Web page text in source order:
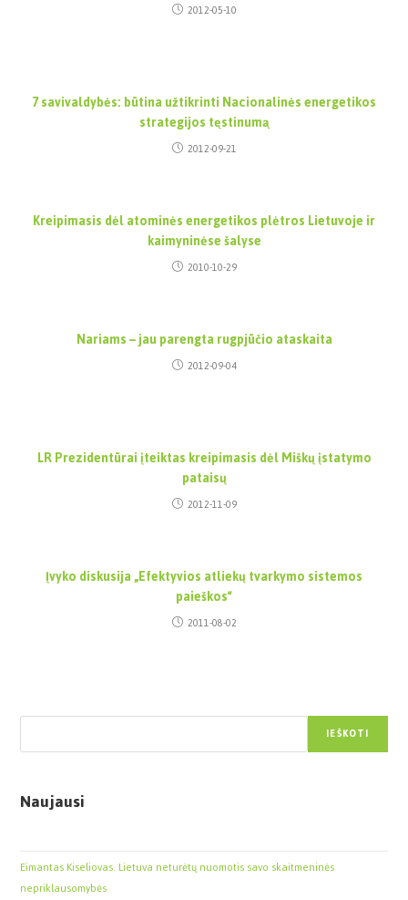
2012-05-10
7 savivaldybės: būtina užtikrinti Nacionalinės energetikos
strategijos tęstinumą
2012-09-21
Kreipimasis dėl atominės energetikos plėtros Lietuvoje ir
kaimyninėse šalyse
2010-10-29
Nariams – jau parengta rugpjūčio ataskaita
2012-09-04
LR Prezidentūrai įteiktas kreipimasis dėl Miškų įstatymo
pataisų
2012-11-09
Įvyko diskusija „Efektyvios atliekų tvarkymo sistemos
paieškos“
2011-08-02
IEŠKOTI
Naujausi
Eimantas Kiseliovas. Lietuva neturėtų nuomotis savo skaitmeninės
nepriklausomybės